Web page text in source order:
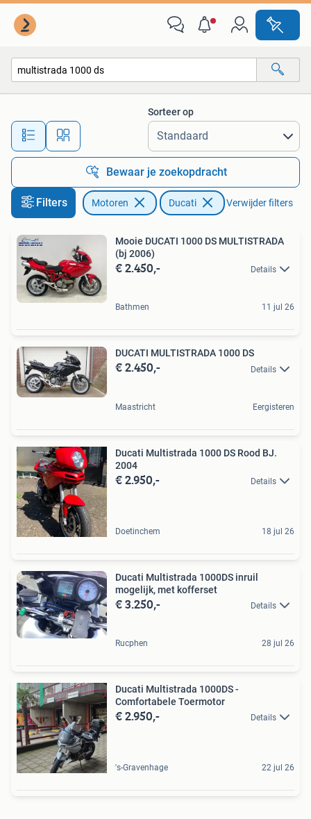
Alle afstanden…
Sorteer op
Bewaar je zoekopdracht
Filters Motoren Ducati Verwijder filters
Mooie DUCATI 1000 DS MULTISTRADA
(bj 2006)
€ 2.450,- Details
Bathmen 11 jul 26
DUCATI MULTISTRADA 1000 DS
€ 2.450,- Details
Maastricht Eergisteren
Ducati Multistrada 1000 DS Rood BJ.
2004
€ 2.950,- Details
Doetinchem 18 jul 26
Ducati Multistrada 1000DS inruil
mogelijk, met kofferset
€ 3.250,- Details
Rucphen 28 jul 26
Ducati Multistrada 1000DS -
Comfortabele Toermotor
€ 2.950,- Details
's-Gravenhage 22 jul 26